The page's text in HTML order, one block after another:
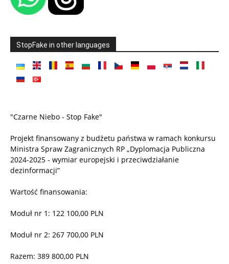
StopFake in other languages
"Czarne Niebo - Stop Fake"
Projekt finansowany z budżetu państwa w ramach konkursu
Ministra Spraw Zagranicznych RP „Dyplomacja Publiczna
2024-2025 - wymiar europejski i przeciwdziałanie
dezinformacji”
Wartość finansowania:
Moduł nr 1: 122 100,00 PLN
Moduł nr 2: 267 700,00 PLN
Razem: 389 800,00 PLN